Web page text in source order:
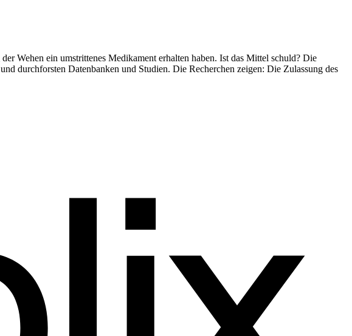
Wehen ein umstrittenes Medikament erhalten haben. Ist das Mittel schuld? Die
durchforsten Datenbanken und Studien. Die Recherchen zeigen: Die Zulassung des